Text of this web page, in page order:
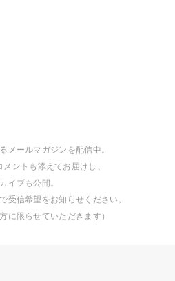
メールマガジンを配信中。
ントも添えてお届けし、
イブも公開。
受信希望をお知らせください。
に限らせていただきます）